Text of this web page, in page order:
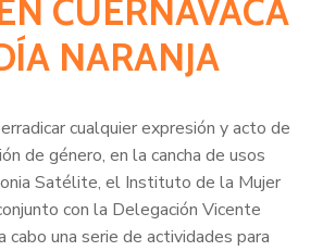
CUERNAVACA
NARANJA
cualquier expresión y acto de
de género, en la cancha de usos
Satélite, el Instituto de la Mujer
con la Delegación Vicente
cabo una serie de actividades para